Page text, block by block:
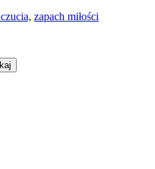
zapach miłości